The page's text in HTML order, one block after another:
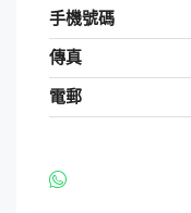
手機號碼
傳真
電郵